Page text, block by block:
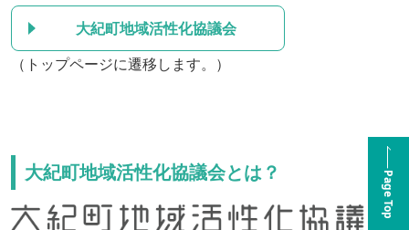
大紀町地域活性化協議会
（トップページに遷移します。）
大紀町地域活性化協議会とは？ Page Top